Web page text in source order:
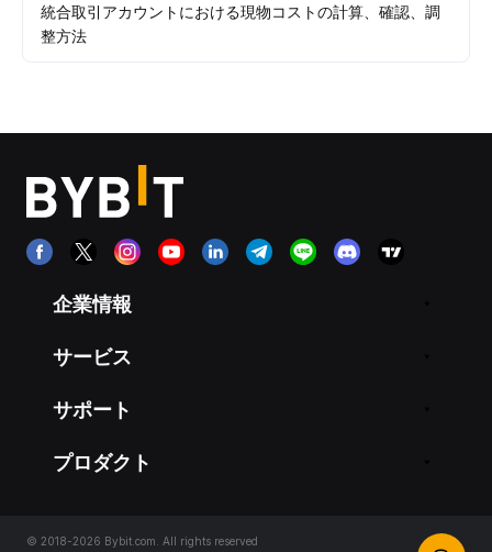
統合取引アカウントにおける現物コストの計算、確認、調
整方法
企業情報
サービス
サポート
プロダクト
© 2018-2026 Bybit.com. All rights reserved